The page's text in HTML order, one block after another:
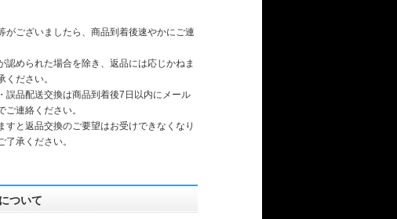
がございましたら、商品到着後速やかにご連
認められた場合を除き、返品には応じかねま
ください。
誤品配送交換は商品到着後7日以内にメール
ご連絡ください。
すと返品交換のご要望はお受けできなくなり
了承ください。
ついて